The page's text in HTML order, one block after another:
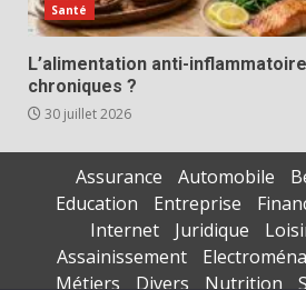
Santé
L’alimentation anti-
chroniques ?
30 juillet 2026
Assurance Automobile
Education
Entreprise
Internet
Juridique
Assainissement
Métiers
Divers Nutrition